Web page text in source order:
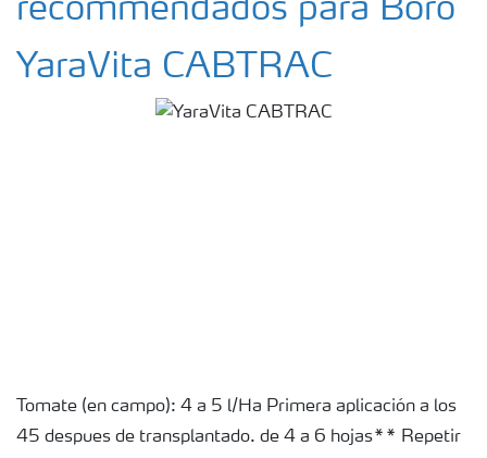
recommendados para Boro
YaraVita CABTRAC
Tomate (en campo): 4 a 5 l/Ha Primera aplicación a los
45 despues de transplantado. de 4 a 6 hojas** Repetir